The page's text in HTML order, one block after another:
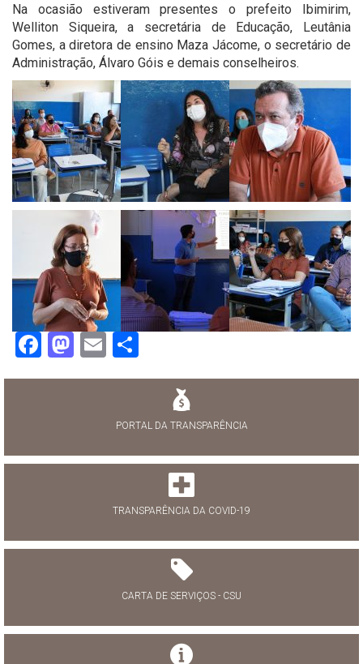
Na ocasião estiveram presentes o prefeito Ibimirim,
Welliton Siqueira, a secretária de Educação, Leutânia
Gomes, a diretora de ensino Maza Jácome, o secretário de
Administração, Álvaro Góis e demais conselheiros.
Facebook
Mastodon
Email
PORTAL DA TRANSPARÊNCIA
TRANSPARÊNCIA DA COVID-19
CARTA DE SERVIÇOS - CSU